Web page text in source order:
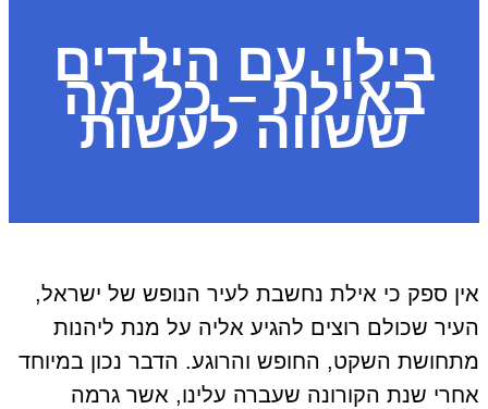
בילוי עם הילדים
באילת – כל מה
ששווה לעשות
אין ספק כי אילת נחשבת לעיר הנופש של ישראל,
העיר שכולם רוצים להגיע אליה על מנת ליהנות
מתחושת השקט, החופש והרוגע. הדבר נכון במיוחד
אחרי שנת הקורונה שעברה עלינו, אשר גרמה